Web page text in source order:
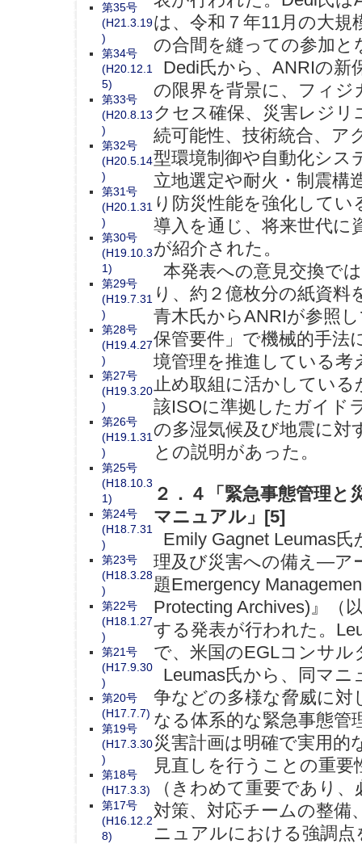
は、令和７年11月の大
の合間を縫っての参加と
Dedi氏から、ANRIの新
の限界を背景に、フィ
クセス確保、災害レジ
続可能性、技術統合、ア
型環境制御や自動化シ
立地選定や耐火・制震構
り防災性能を強化して
導入を通じ、将来世代に
が紹介された。
本発表への意見交換で
り、約２億枚分の紙資
青木氏からANRIが参照
保管要件」で機械的手
境管理を推進している
止め取組に活かしている
該ISOに準拠したガイド
の多湿気候及び地震に
との説明があった。
２．４「緊急事態管理
マニュアル」[5]
Emily Gagnet Leumas
理及び災害への備え―ア
題Emergency
Protecting Archives)』（
する発表が行われた。
で、米国のEGLコンサ
Leumas氏から、同マ
争などの多様な脅威に対
なる体系的な緊急事態
災害計画は明確で実用
見直しを行うことの重
（きわめて重要であり
対策、対応チームの整備
ニュアルにおける強調
第35号
(H21.3.19
)
第34号
(H20.12.1
5)
第33号
(H20.8.13
)
第32号
(H20.5.14
)
第31号
(H20.1.31
)
第30号
(H19.10.3
1)
第29号
(H19.7.31
)
第28号
(H19.4.27
)
第27号
(H19.3.20
)
第26号
(H19.1.31
)
第25号
(H18.10.3
1)
第24号
(H18.7.31
)
第23号
(H18.3.28
)
第22号
(H18.1.27
)
第21号
(H17.9.30
)
第20号
(H17.7.7)
第19号
(H17.3.30
)
第18号
(H17.3.3)
第17号
(H16.12.2
8)